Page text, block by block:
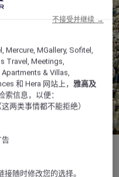
Mercure, MGallery, Sofitel,
Travel, Meetings,
& Villas,
和 Hera 网站上， 雅高及
索信息，以便：
两类事情都不能拒绝）
告
随时修改您的选择。
不接受并继续 →